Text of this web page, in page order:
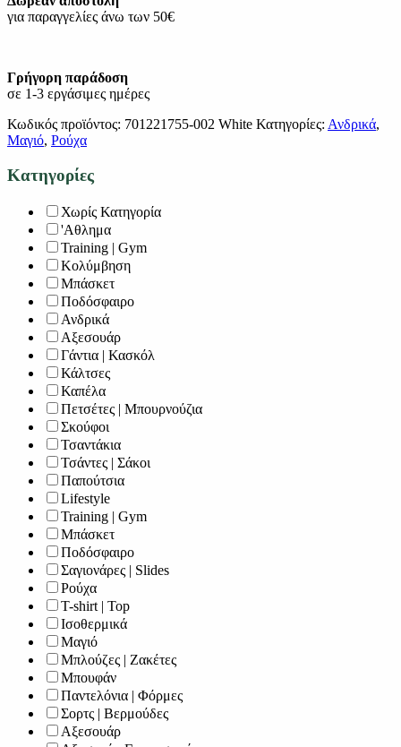
για παραγγελίες άνω των 50€
Γρήγορη παράδοση
σε 1-3 εργάσιμες ημέρες
Κωδικός προϊόντος: 701221755-002 White Κατηγορίες: Ανδρικά,
Μαγιό, Ρούχα
Κατηγορίες
Χωρίς Κατηγορία
'Αθλημα
Training | Gym
Κολύμβηση
Μπάσκετ
Ποδόσφαιρο
Ανδρικά
Αξεσουάρ
Γάντια | Κασκόλ
Κάλτσες
Καπέλα
Πετσέτες | Μπουρνούζια
Σκούφοι
Τσαντάκια
Τσάντες | Σάκοι
Παπούτσια
Lifestyle
Training | Gym
Μπάσκετ
Ποδόσφαιρο
Σαγιονάρες | Slides
Ρούχα
T-shirt | Top
Ισοθερμικά
Μαγιό
Μπλούζες | Ζακέτες
Μπουφάν
Παντελόνια | Φόρμες
Σορτς | Βερμούδες
Αξεσουάρ